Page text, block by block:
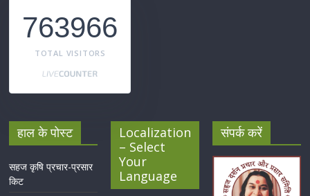
763966
TOTAL VISITORS
हाल के पोस्ट
सहज कृषि प्रचार-प्रसार
किट
Localization
– Select
Your
Language
संपर्क करें